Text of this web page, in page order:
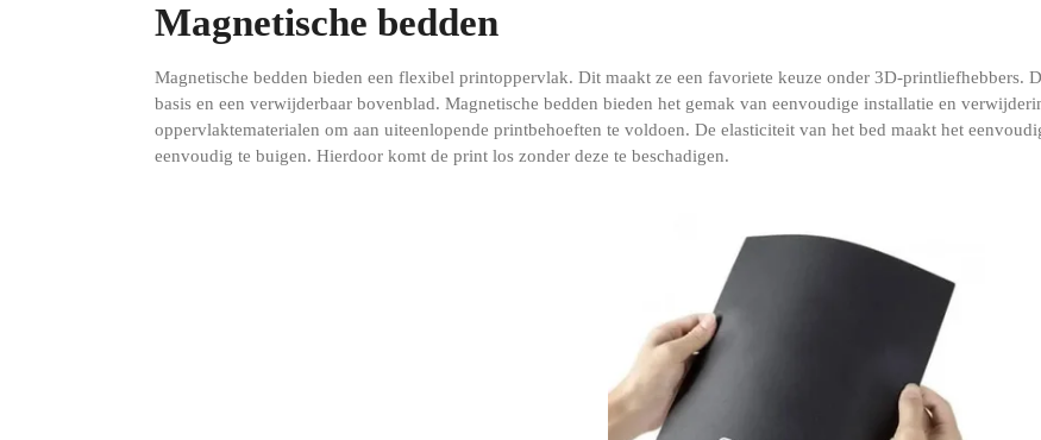
Magnetische bedden
Magnetische bedden bieden een flexibel printoppervlak. Dit maakt ze een favoriete keuze onder 3D-printliefhebbers.
basis en een verwijderbaar bovenblad. Magnetische bedden bieden het gemak van eenvoudige installatie en
oppervlaktematerialen om aan uiteenlopende printbehoeften te voldoen. De elasticiteit van het bed maakt het
eenvoudig te buigen. Hierdoor komt de print los zonder deze te beschadigen.